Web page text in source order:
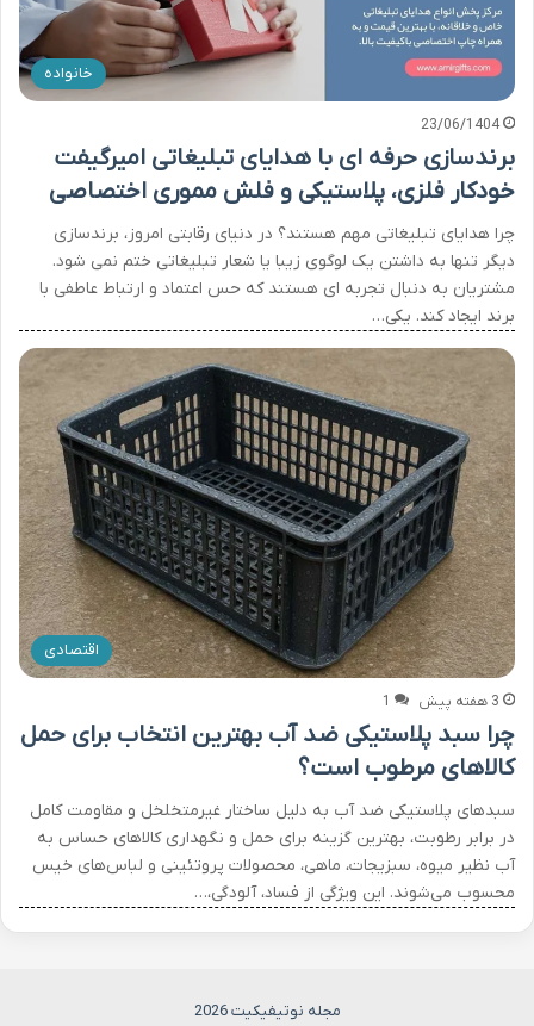
خانواده
23/06/1404
برندسازی حرفه ای با هدایای تبلیغاتی امیرگیفت
خودکار فلزی، پلاستیکی و فلش مموری اختصاصی
چرا هدایای تبلیغاتی مهم هستند؟ در دنیای رقابتی امروز، برندسازی
دیگر تنها به داشتن یک لوگوی زیبا یا شعار تبلیغاتی ختم نمی ‌شود.
مشتریان به دنبال تجربه ‌ای هستند که حس اعتماد و ارتباط عاطفی با
برند ایجاد کند. یکی…
اقتصادی
3 هفته پیش 1
چرا سبد پلاستیکی ضد آب بهترین انتخاب برای حمل
کالاهای مرطوب است؟
سبدهای پلاستیکی ضد آب به دلیل ساختار غیرمتخلخل و مقاومت کامل
در برابر رطوبت، بهترین گزینه برای حمل و نگهداری کالاهای حساس به
آب نظیر میوه، سبزیجات، ماهی، محصولات پروتئینی و لباس‌های خیس
محسوب می‌شوند. این ویژگی از فساد، آلودگی،…
مجله نوتیفیکیت 2026